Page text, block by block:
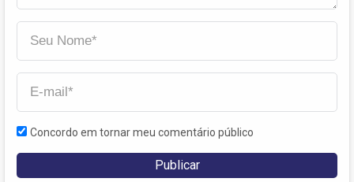
Concordo em tornar meu comentário público